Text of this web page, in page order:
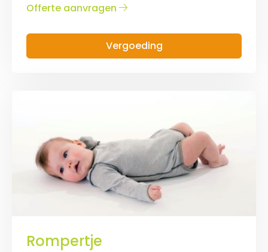
Offerte aanvragen over
/
Overall
Vergoeding
Rompertje